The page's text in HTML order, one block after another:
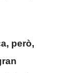
però,